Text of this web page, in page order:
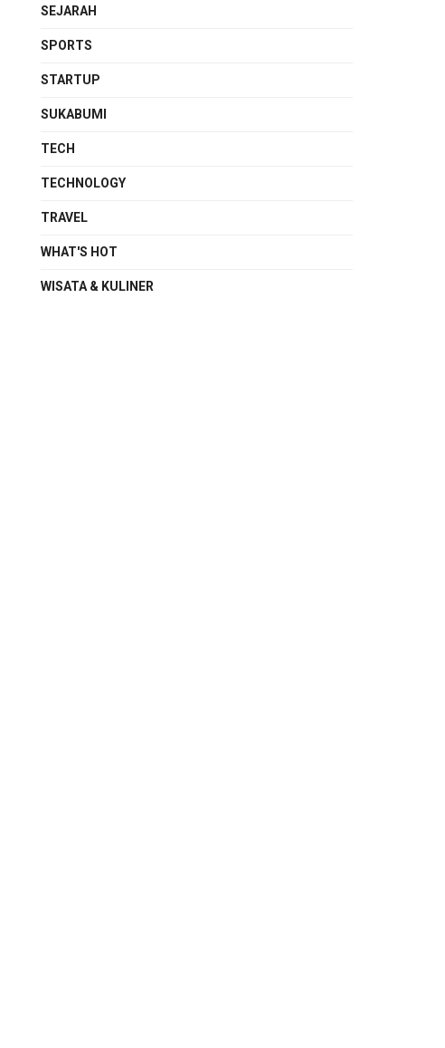
SEJARAH
SPORTS
STARTUP
SUKABUMI
TECH
TECHNOLOGY
TRAVEL
WHAT'S HOT
WISATA & KULINER